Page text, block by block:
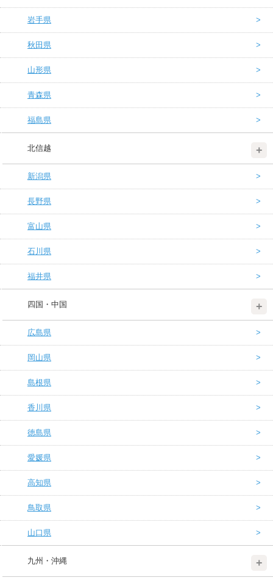
岩手県
秋田県
山形県
青森県
福島県
北信越
新潟県
長野県
富山県
石川県
福井県
四国・中国
広島県
岡山県
島根県
香川県
徳島県
愛媛県
高知県
鳥取県
山口県
九州・沖縄